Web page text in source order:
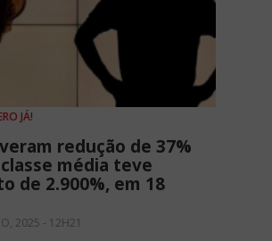
JÁ!
redução de 37%
média teve
de 2.900%, em 18
2025 - 12H21